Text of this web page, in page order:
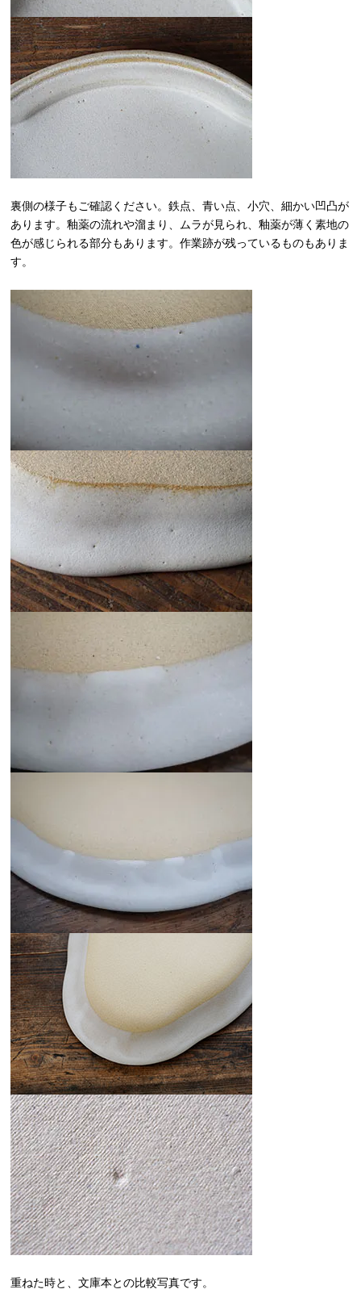
裏側の様子もご確認ください。鉄点、青い点、小穴、細かい凹凸が
あります。釉薬の流れや溜まり、ムラが見られ、釉薬が薄く素地の
色が感じられる部分もあります。作業跡が残っているものもありま
す。
重ねた時と、文庫本との比較写真です。